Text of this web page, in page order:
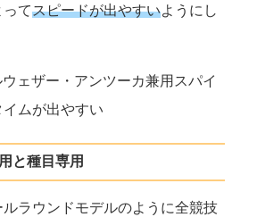
てスピードが出やすいようにし
ェザー・アンツーカ兼用スパイ
ムが出やすい
と種目専用
ラウンドモデルのように全競技